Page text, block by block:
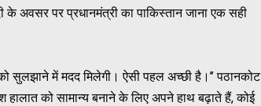
के अवसर पर प्रधानमंत्री का पाकिस्तान जाना एक सही
सुलझाने में मदद मिलेगी। ऐसी पहल अच्छी है।’’ पठानकोट
हालात को सामान्य बनाने के लिए अपने हाथ बढ़ाते हैं, कोई